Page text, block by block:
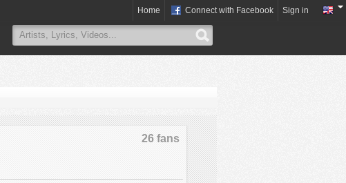
Home Connect with Facebook Sign in
26 fans